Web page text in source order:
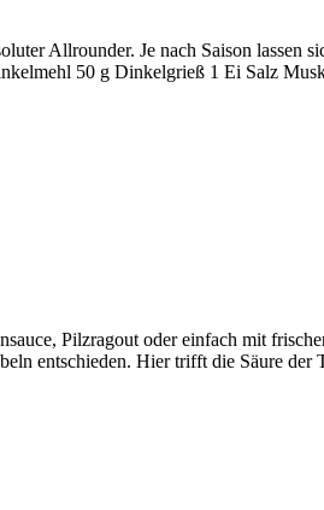
Allrounder. Je nach Saison lassen
50 g Dinkelgrieß 1 Ei Salz
Pilzragout oder einfach mit
entschieden. Hier trifft die Säure